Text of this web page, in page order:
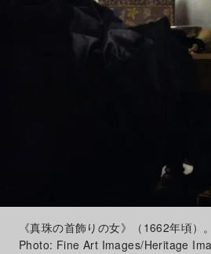
《真珠の首飾りの女》（1662年頃）
Photo: Fine Art Images/Heritage